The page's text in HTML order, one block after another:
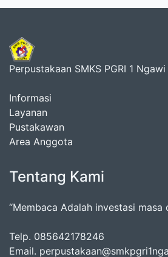
Perpustakaan SMKS PGRI 1 Ngawi
Informasi
Layanan
Pustakawan
Area Anggota
Tentang Kami
“Membaca Adalah investasi masa
Telp. 085642178246
Email.